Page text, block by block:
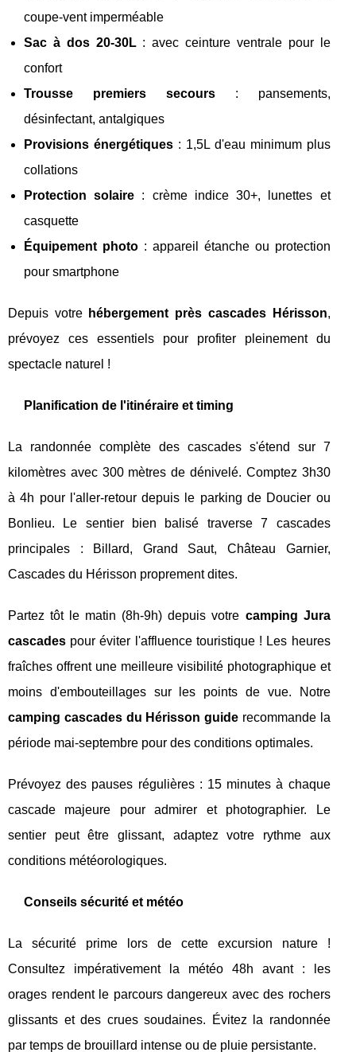
coupe-vent imperméable
Sac à dos 20-30L: avec ceinture ventrale pour le
confort
Trousse premiers secours: pansements,
désinfectant, antalgiques
Provisions énergétiques: 1,5L d'eau minimum plus
collations
Protection solaire : crème indice 30+, lunettes et
casquette
Équipement photo: appareil étanche ou protection
pour smartphone
Depuis votre hébergement près cascades Hérisson,
prévoyez ces essentiels pour profiter pleinement du
spectacle naturel !
Planification de l'itinéraire et timing
La randonnée complète des cascades s'étend sur 7
kilomètres avec 300 mètres de dénivelé. Comptez 3h30
à 4h pour l'aller-retour depuis le parking de Doucier ou
Bonlieu. Le sentier bien balisé traverse 7 cascades
principales : Billard, Grand Saut, Château Garnier,
Cascades du Hérisson proprement dites.
Partez tôt le matin (8h-9h) depuis votre camping Jura
cascades pour éviter l'affluence touristique ! Les heures
fraîches offrent une meilleure visibilité photographique et
moins d'embouteillages sur les points de vue. Notre
camping cascades du Hérisson guide recommande la
période mai-septembre pour des conditions optimales.
Prévoyez des pauses régulières : 15 minutes à chaque
cascade majeure pour admirer et photographier. Le
sentier peut être glissant, adaptez votre rythme aux
conditions météorologiques.
Conseils sécurité et météo
La sécurité prime lors de cette excursion nature !
Consultez impérativement la météo 48h avant : les
orages rendent le parcours dangereux avec des rochers
glissants et des crues soudaines. Évitez la randonnée
par temps de brouillard intense ou de pluie persistante.